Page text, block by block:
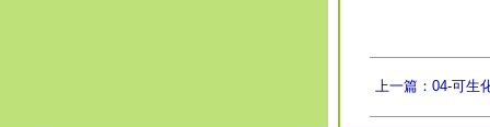
上一篇：04-可生